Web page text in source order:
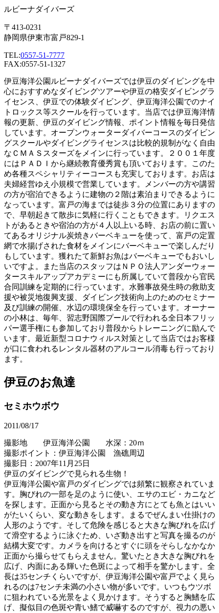
ルビーナダイバーズ
〒413-0231
静岡県伊東市富戸829-1
TEL:0557-51-7777
FAX:0557-51-1327
伊豆海洋公園ルビーナダイバーズでは伊豆のダイビングを中
心におすすめなダイビングツアーや伊豆の格安ダイビングラ
イセンス、伊豆での体験ダイビング、伊豆海洋公園でのナイ
トロックス等スクールを行っています。当店では伊豆海洋情
報の更新、伊豆のダイビング情報、ポイント情報を毎日発信
しています。オープンウォーターダイバーコースのダイビン
グスクールやダイビングライセンスは比較的規制がなく自由
なＣＭＡＳスターズをメインに行っています。２００１年度
にはＰＡＤＩから継続教育優秀賞も頂いております。このた
め各種スペシャリティーコースも充実しております。お店は
夫婦経営ゆえ小規模で営業しています。メンバーの方や講習
の方が宿泊できるように建物の２階は素泊まりできるように
なっています。富戸の海までは徒歩３分の位置にありますの
で、早朝起きて散歩に気軽に行くこともできます。リクエス
トがあるときや宿泊の方が４人以上いる時、お店の前に置い
てあるオリジナル炭焼きバーベキューを使って、富戸の定置
網で水揚げされた食材をメインにバーベキューで楽しんだり
もしています。獲れたて新鮮お魚はバーベキューでもおいし
いですよ。また当店のスタッフはＮＰＯ法人アンダーウォー
タースキルアップアカデミーにも所属していて普段から官民
合同訓練を定期的に行っています。水難事故発生時の救助支
援や被災地復興支援、ダイビング技術向上のためのセミナー
及び訓練の開催、水辺の環境保全を行っています。オーナー
の小林は、毎年、習志野国際プールで行われる全日本フリッ
パー選手権にも参加しており普段からトレーニングに励んで
います。最近新型コロナウィルス対策として当店ではお客様
が口に食われるレンタル器材のアルコール消毒も行っており
ます。
伊豆のお魚達
セミホウボウ
2011/08/17
撮影地 伊豆海洋公園 水深：20ｍ
撮影ポイント：伊豆海洋公園 漁礁周辺
撮影日：2007年11月25日
伊豆のダイビングで見られる生物！
伊豆海洋公園や富戸のダイビングでは頻繁に観察されていま
す。胸びれの一部を足のように使い、エサのエビ・カニなど
を探します。正面から見るとその動き方にとても魚とはいい
がたいくらい、変な動きをします。まるでぜんまい仕掛けの
人形のようです。そして危険を感じると大きな胸びれを広げ
て滑空するように泳ぐため、いざ動き出すと写真を撮るのが
結構大変です。カメラを向けるとすぐに頭をそらしなかなか
正面から撮らせてもらえません。驚いたとき大きな胸びれを
広げ、内面にある輝いた色斑によって相手を驚かします。全
長は35センチくらいですが、伊豆海洋公園や富戸でよく見ら
れるのは7センチ未満の小さい物が多いです。いつもウツボ
に狙われている光景をよく見かけます。そうすると胸鰭を広
げ、擬似目の色斑や青い鰭で威嚇するのですが、視力の悪い